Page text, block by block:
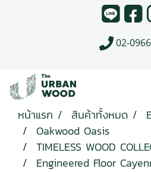
02-
หน้าแรก สินค้าทั้งหมด
Oakwood Oasis
TIMELESS WOOD
Engineered Floor